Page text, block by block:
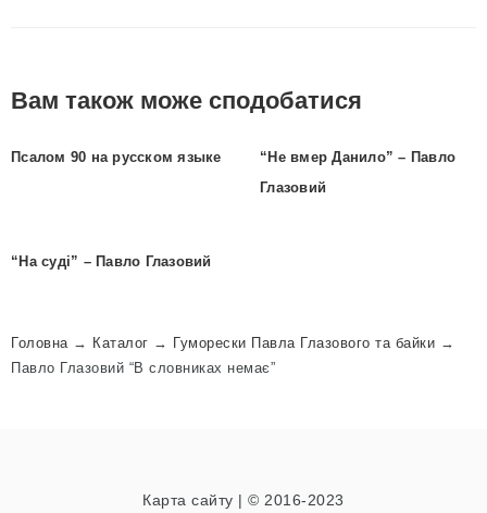
Вам також може сподобатися
Псалом 90 на русском языке
“Не вмер Данило” – Павло
Глазовий
“На суді” – Павло Глазовий
Головна→ Каталог → Гуморески Павла Глазового та байки →
Павло Глазовий “В словниках немає”
Карта сайту | © 2016-2023